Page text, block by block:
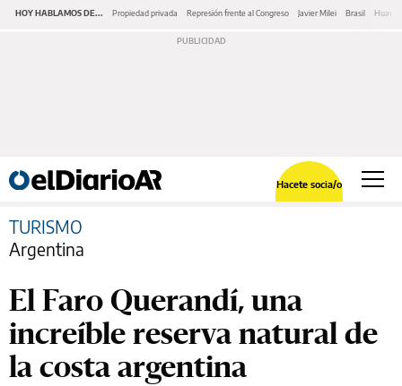
HOY HABLAMOS DE... Propiedad privada Represión frente al Congreso Javier Milei Brasil Huawei
Hacete socia/o
TURISMO
Argentina
El Faro Querandí, una
increíble reserva natural de
la costa argentina